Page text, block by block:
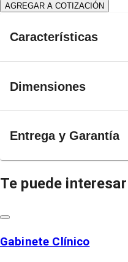
AGREGAR A COTIZACIÓN
Características
Dimensiones
Entrega y Garantía
Te puede interesar
Gabinete Clínico